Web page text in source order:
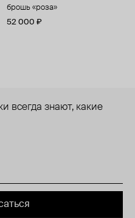
брошь «роза»
52 000 ₽
всегда знают, какие